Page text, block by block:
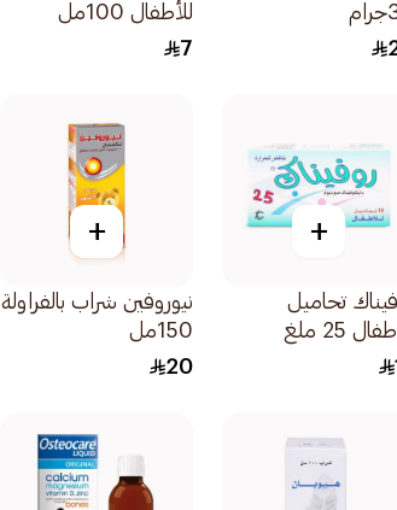
للأطفال 100مل
7
+
تحاميل
للأطفال 25 ملغ
+
نيوروفين شراب بالفراولة
150مل
20